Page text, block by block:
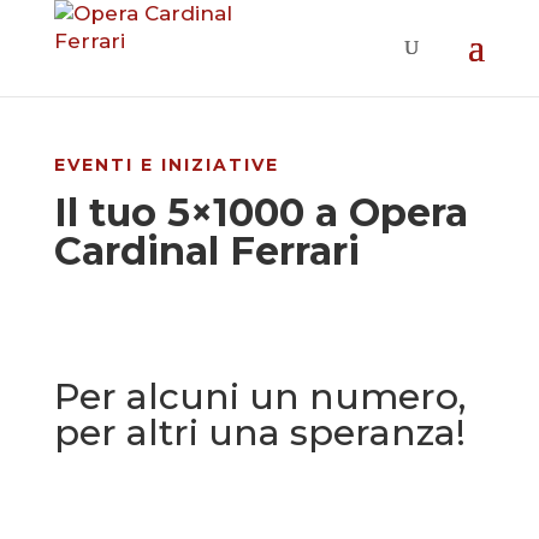
EVENTI E INIZIATIVE
Il tuo 5×1000 a Opera
Cardinal Ferrari
Per alcuni un numero,
per altri una speranza!